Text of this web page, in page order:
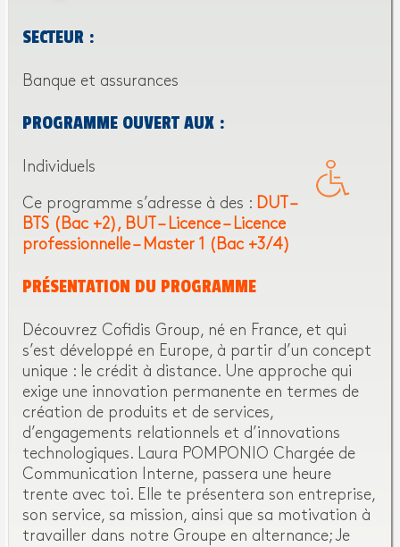
SECTEUR :
Banque et assurances
PROGRAMME OUVERT AUX :
Individuels
Ce programme s’adresse à des : DUT –
BTS (Bac +2)
BUT – Licence – Licence
professionnelle – Master 1 (Bac +3/4)
PRÉSENTATION DU PROGRAMME
Découvrez Cofidis Group, né en France, et qui
s’est développé en Europe, à partir d’un concept
unique : le crédit à distance. Une approche qui
exige une innovation permanente en termes de
création de produits et de services,
d’engagements relationnels et d’innovations
technologiques. Laura POMPONIO Chargée de
Communication Interne, passera une heure
trente avec toi. Elle te présentera son entreprise,
son service, sa mission, ainsi que sa motivation à
travailler dans notre Groupe en alternance; Je